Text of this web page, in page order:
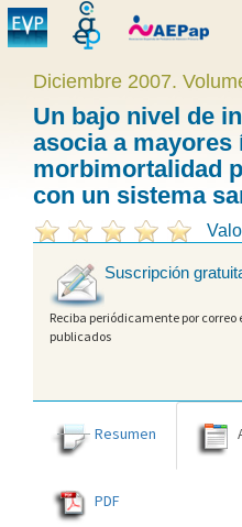
Diciembre 2007.
Un bajo nivel de
asocia a mayores
morbimortalidad
con un sistema
Suscripción
Reciba periódicamente por
publicados
Resumen
PDF